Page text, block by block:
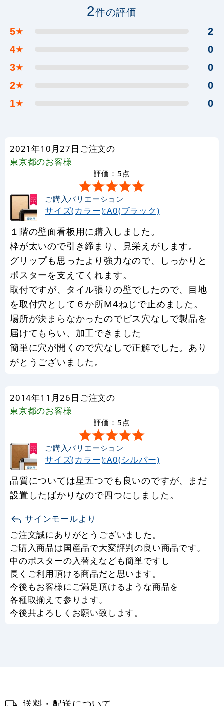
2件の評価
5★
2
4★
0
3★
0
2★
0
1★ 0
2021年10月27日ご注文の
東京都のお客様
評価：5点
ご購入バリエーション
サイズ(カラー):A0(ブラック)
１階の壁面看板用に購入しました。
枠が太いので引き締まり、見栄えがします。
グリップも思ったより強力なので、しっかりと
ポスターを支えてくれます。
取付ですが、タイル張りの壁でしたので、目地
を取付穴として６か所M4ねじで止めました。
場所が決まらなかったのでビス穴なしで製品を
届けてもらい、加工できました
簡単に穴が開くので穴なしで正解でした。あり
がとうございました。
2014年11月26日ご注文の
東京都のお客様
評価：5点
ご購入バリエーション
サイズ(カラー):A0(シルバー)
品質については星五つでも良いのですが、まだ
設置したばかりなので四つにしました。
サインモールより
ご注文誠にありがとうございました。
ご購入商品は国産品で大変評判の良い商品です。
中のポスターの入替えなども簡単ですし
長くご利用頂ける商品だと思います。
今後もお客様にご満足頂けるような商品を
各種取揃えて参ります。
今後共よろしくお願い致します。